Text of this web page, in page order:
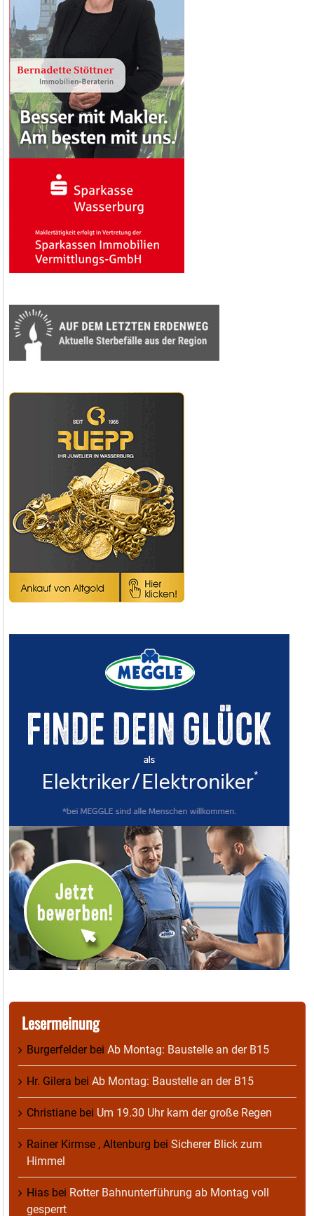
Lesermeinung
Burgerfelderbei Ab Montag: Baustelle an der B15
Hr. Gilera bei Ab Montag: Baustelle an der B15
Christiane bei Um 19.30 Uhr kam der große Regen
Rainer Kirmse , Altenburg bei Sicherer Blick zum
Himmel
Hias bei Rotter Bahnunterführung ab Montag voll
gesperrt